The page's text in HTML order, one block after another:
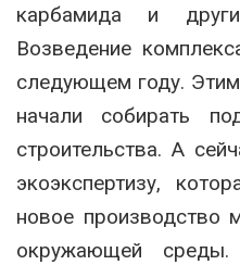
карбамида и
Возведение
следующем году.
начали собирать
строительства. А
экоэкспертизу,
новое производство
окружающей среды.